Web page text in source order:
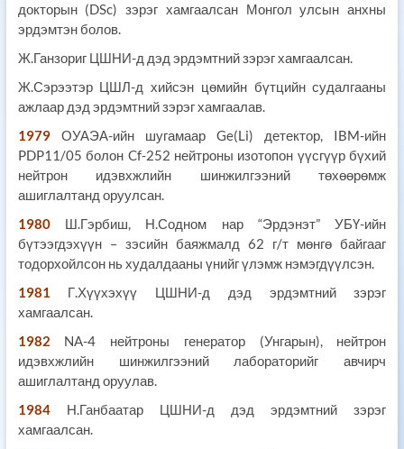
докторын (DSc) зэрэг хамгаалсан Монгол улсын анхны
эрдэмтэн болов.
Ж.Ганзориг ЦШНИ-д дэд эрдэмтний зэрэг хамгаалсан.
Ж.Сэрээтэр ЦШЛ-д хийсэн цөмийн бүтцийн судалгааны
ажлаар дэд эрдэмтний зэрэг хамгаалав.
1979ОУАЭА-ийн шугамаар Ge(Li) детектор, IBM-ийн
PDP11/05 болон Cf-252 нейтроны изотопон үүсгүүр бүхий
нейтрон идэвхжлийн шинжилгээний төхөөрөмж
ашиглалтанд оруулсан.
1980Ш.Гэрбиш, Н.Содном нар “Эрдэнэт” УБҮ-ийн
бүтээгдэхүүн – зэсийн баяжмалд 62 г/т мөнгө байгааг
тодорхойлсон нь худалдааны үнийг үлэмж нэмэгдүүлсэн.
1981 Г.Хүүхэхүү ЦШНИ-д дэд эрдэмтний зэрэг
хамгаалсан.
1982 NA-4 нейтроны генератор (Унгарын), нейтрон
идэвхжлийн шинжилгээний лабораторийг авчирч
ашиглалтанд оруулав.
1984Н.Ганбаатар ЦШНИ-д дэд эрдэмтний зэрэг
хамгаалсан.